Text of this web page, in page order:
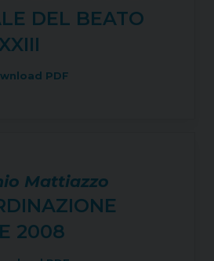
DEL BEATO
PDF
Mattiazzo
2008